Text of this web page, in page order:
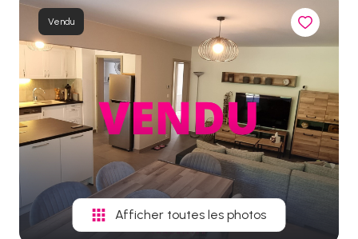
vendus
Vendu
Afficher toutes les photos